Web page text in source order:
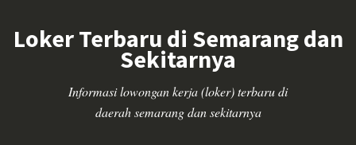
Loker Terbaru di Semarang dan
Sekitarnya
Informasi lowongan kerja (loker) terbaru di
daerah semarang dan sekitarnya